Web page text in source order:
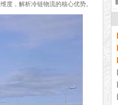
度，解析冷链物流的核心优势。